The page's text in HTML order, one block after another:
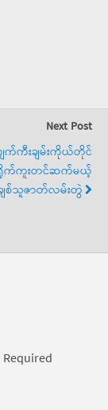
Next Post
ျက်ကီးချမ်းကိုယ်တိုင်
က်ကူးတင်ဆက်မယ့်
စ်သူဇာတ်လမ်းတွဲ
Required